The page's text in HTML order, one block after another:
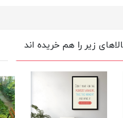
زیر را هم خریده اند